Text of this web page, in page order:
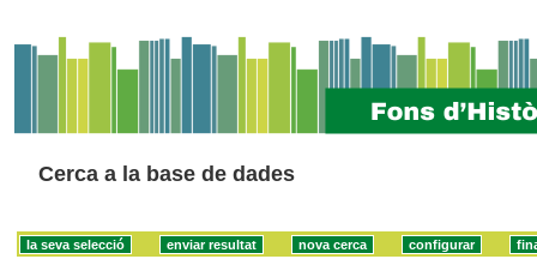
Cerca a la base de dades